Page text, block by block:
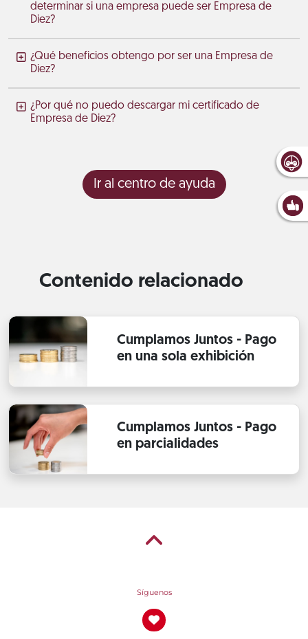
determinar si una empresa puede ser Empresa de
Diez?
¿Qué beneficios obtengo por ser una Empresa de
Diez?
¿Por qué no puedo descargar mi certificado de
Empresa de Diez?
Ir al centro de ayuda
Contenido relacionado
Cumplamos Juntos - Pago
en una sola exhibición
Cumplamos Juntos - Pago
en parcialidades
Síguenos